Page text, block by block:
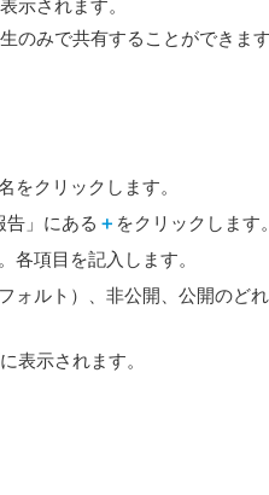
示されます。
のみで共有することができます
をクリックします。
告」にある ＋ をクリックします。
各項目を記入します。
ルト）、非公開、公開のどれ
表示されます。